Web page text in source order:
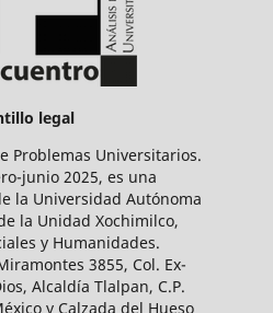
legal
Problemas Universitarios.
junio 2025, es una
la Universidad Autónoma
la Unidad Xochimilco,
y Humanidades.
3855, Col. Ex-
Alcaldía Tlalpan, C.P.
y Calzada del Hueso